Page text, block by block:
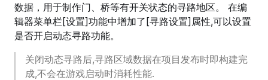
let player = Player.getPlayer(id);
//在服务器
let NPCforSC = mw.GameObject.
        Navigation.
follow
        }, ()
=> {
            console.
log(`跟随失败`
数据，用于制作门、桥等有开关状态的寻路地区。 在编
辑器菜单栏[设置]功能中增加了[寻路设置]属性,可以设置
是否开启动态寻路功能。
关闭动态寻路后,寻路区域数据在项目发布时即构建完
成,不会在游戏启动时消耗性能.